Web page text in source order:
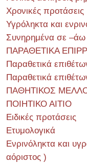
Χρονικές προτάσεις
Υγρόληκτα και
Συνηρημένα σε –άω
ΠΑΡΑΘΕΤΙΚΑ
Παραθετικά
Παραθετικά
ΠΑΘΗΤΙΚΟΣ
ΠΟΙΗΤΙΚΟ ΑΙΤΙΟ
Ειδικές προτάσεις
Ετυμολογικά
Ενρινόληκτα και
αόριστος )